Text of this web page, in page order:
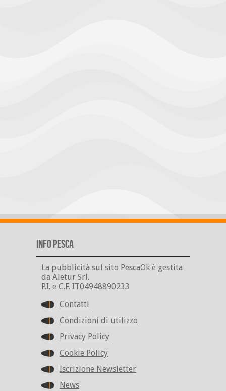
Info Pesca
La pubblicità sul sito PescaOk è gestita
da Aletur Srl.
P.I. e C.F. IT04948890233
Contatti
Condizioni di utilizzo
Privacy Policy
Cookie Policy
Iscrizione Newsletter
News